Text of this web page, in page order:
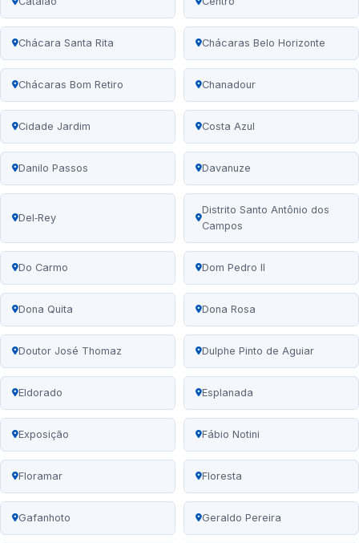
Chácara Santa Rita Chácaras Belo Horizonte
Chácaras Bom Retiro Chanadour
Cidade Jardim Costa Azul
Danilo Passos Davanuze
Del‑Rey
Distrito Santo Antônio dos
Campos
Do Carmo Dom Pedro II
Dona Quita Dona Rosa
Doutor José Thomaz Dulphe Pinto de Aguiar
Eldorado Esplanada
Exposição Fábio Notini
Floramar Floresta
Gafanhoto Geraldo Pereira